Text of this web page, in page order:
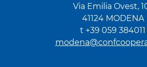
Via Emilia Ovest,
41124 MODENA
t +39 059 384011